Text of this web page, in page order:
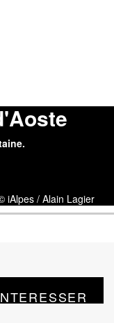
/ Alain Lagier